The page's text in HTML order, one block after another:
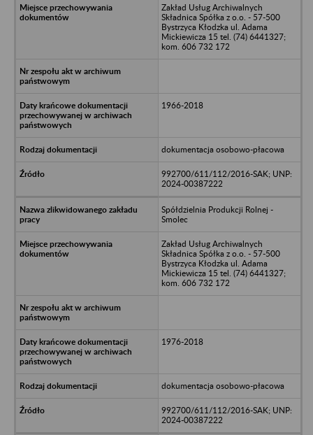
Zakład Usług Archiwalnych
Składnica Spółka z o.o. - 57-500
Bystrzyca Kłodzka ul. Adama
Mickiewicza 15 tel. (74) 6441327;
kom. 606 732 172
1966-2018
dokumentacja osobowo-płacowa
992700/611/112/2016-SAK; UNP:
2024-00387222
Spółdzielnia Produkcji Rolnej -
Smolec
Zakład Usług Archiwalnych
Składnica Spółka z o.o. - 57-500
Bystrzyca Kłodzka ul. Adama
Mickiewicza 15 tel. (74) 6441327;
kom. 606 732 172
1976-2018
dokumentacja osobowo-płacowa
992700/611/112/2016-SAK; UNP:
2024-00387222